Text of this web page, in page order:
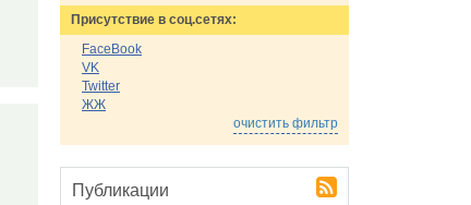
Присутствие в соц.сетях:
FaceBook
VK
Twitter
ЖЖ
очистить фильтр
Публикации